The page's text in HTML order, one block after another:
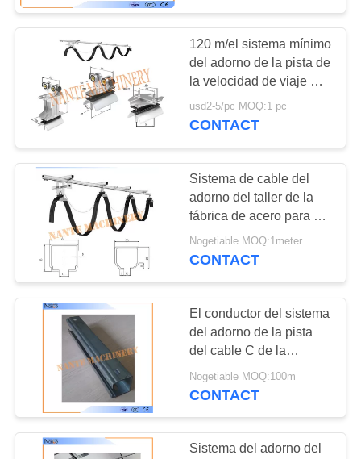
VISITA
FÁBRICA
CONTROL
DE
CALIDAD
CONTÁCTENOS
SOLICITAR
COTIZACIÓN
COMPANY
NEWS
120 m/el sistema mínimo
del adorno de la pista de
la velocidad de viaje C
para la
grúa/galvanizaron la
usd2-5/pc MOQ:1 pc
CONTACT
Sistema de cable del
adorno del taller de la
fábrica de acero para el
rodillo del cable de la
grúa de arriba
Nogetiable MOQ:1meter
CONTACT
El conductor del sistema
del adorno de la pista
del cable C de la
energía baja cerca
32mm*30mm*1.5m m
Nogetiable MOQ:100m
CONTACT
Sistema del adorno del